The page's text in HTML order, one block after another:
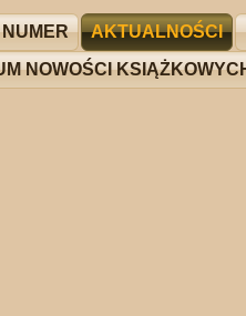
AKTUALNOŚCI
NOWOŚCI